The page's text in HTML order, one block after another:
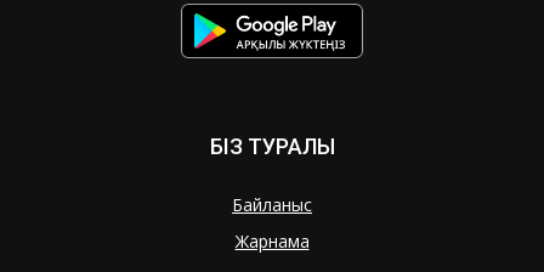
БІЗ ТУРАЛЫ
Байланыс
Жарнама